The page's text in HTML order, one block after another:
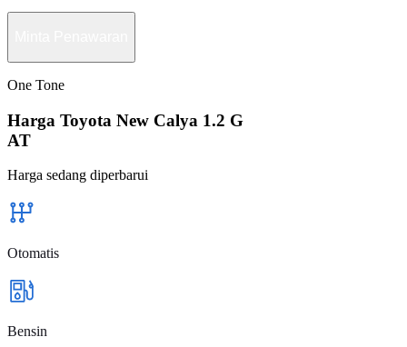
One Tone
Harga Toyota New Calya 1.2 G
AT
Harga sedang diperbarui
Otomatis
Bensin